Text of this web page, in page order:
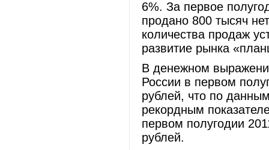
6%. За первое
продано 800 тысяч
количества продаж
развитие рынка
В денежном
России в первом
рублей, что по
рекордным
первом полугодии
рублей.